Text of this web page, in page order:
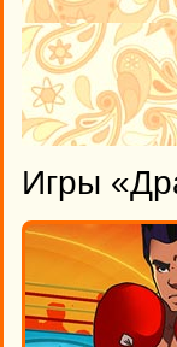
Игры